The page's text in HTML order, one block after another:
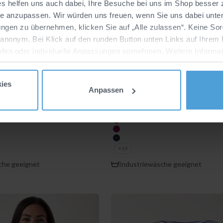
helfen uns auch dabei, Ihre Besuche bei uns im Shop besser
anzupassen. Wir würden uns freuen, wenn Sie uns dabei
zu übernehmen, klicken Sie auf „Alle zulassen“. Keine
Bei Klick auf den runden Button unten Links auf
oder individuelle Anpassungen vornehmen. Weitere
Marketingpartner, haben wir für Sie in unserer
Anpassen
Preis
geeignet
-43%
Personalisierbar
Angebot
19,99 €
farbe
rot
berry
navy
+19
Industriewäsche geeignet